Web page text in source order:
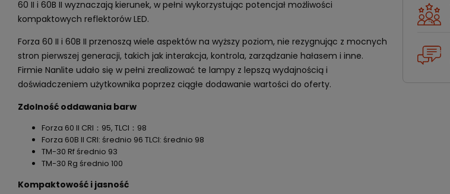
60 II i 60B II wyznaczają kierunek, w pełni wykorzystując potencjał możliwości
kompaktowych reflektorów LED.
Forza 60 II i 60B II przenoszą wiele aspektów na wyższy poziom, nie rezygnując z mocnych
stron pierwszej generacji, takich jak interakcja, kontrola, zarządzanie hałasem i inne.
Firmie Nanlite udało się w pełni zrealizować te lampy z lepszą wydajnością i
doświadczeniem użytkownika poprzez ciągłe dodawanie wartości do oferty.
Zdolność oddawania barw
Forza 60 II CRI：95, TLCI：98
Forza 60B II CRI: średnio 96 TLCI: średnio 98
TM-30 Rf średnio 93
TM-30 Rg średnio 100
Kompaktowość i jasność